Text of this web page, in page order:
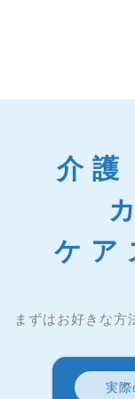
介護
ケア
まずはお好きな方
実際